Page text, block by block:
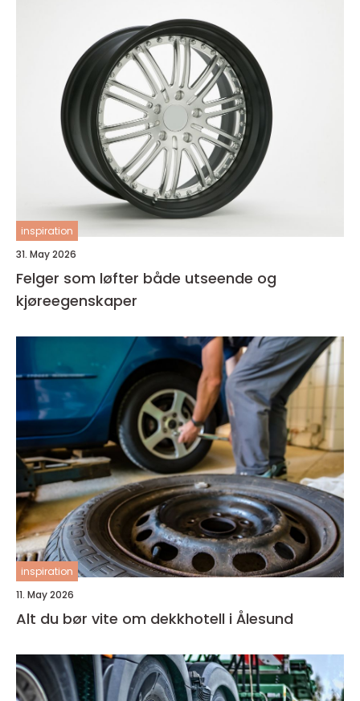
inspiration
31. May 2026
Felger som løfter både utseende og
kjøreegenskaper
inspiration
11. May 2026
Alt du bør vite om dekkhotell i Ålesund